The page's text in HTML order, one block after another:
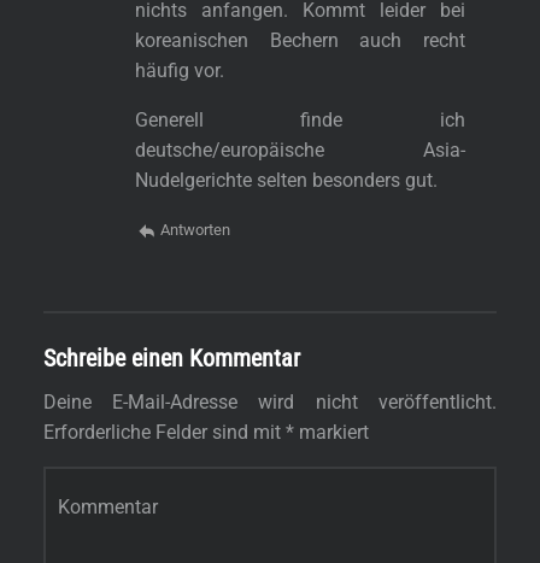
nichts anfangen. Kommt leider bei
koreanischen Bechern auch recht
häufig vor.
Generell finde ich
deutsche/europäische Asia-
Nudelgerichte selten besonders gut.
Antworten
Schreibe einen Kommentar
Deine E-Mail-Adresse wird nicht veröffentlicht.
Erforderliche Felder sind mit *markiert